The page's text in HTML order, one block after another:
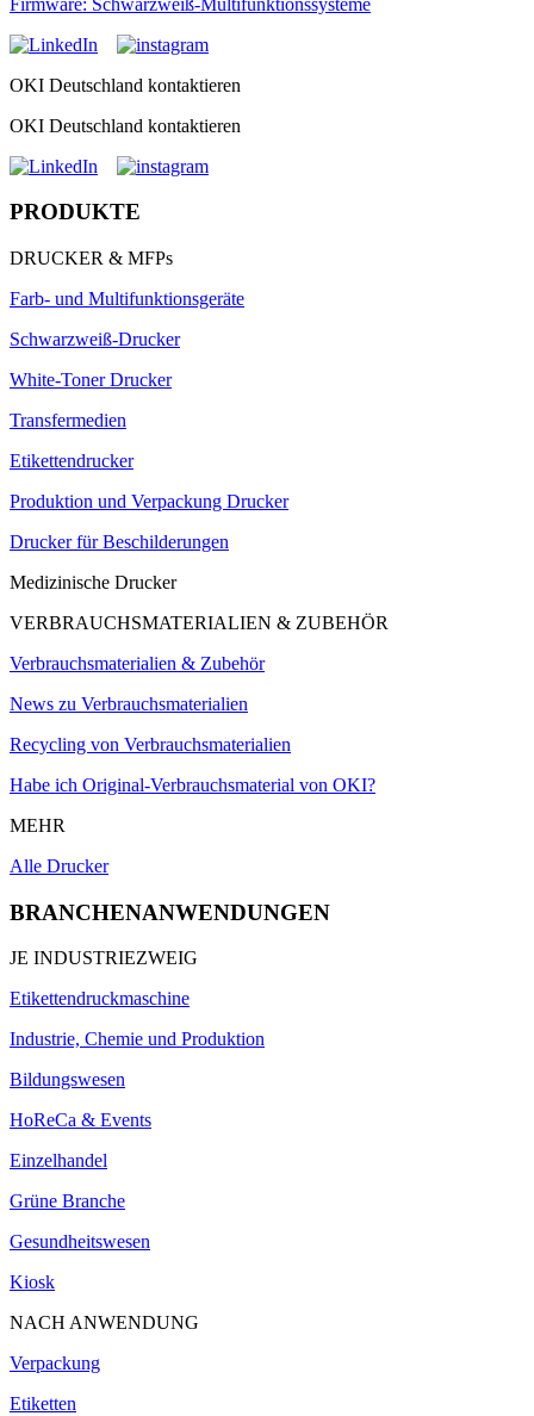
OKI Deutschland kontaktieren
OKI Deutschland kontaktieren
PRODUKTE
DRUCKER & MFPs
Farb- und Multifunktionsgeräte
Schwarzweiß-Drucker
White-Toner Drucker
Transfermedien
Etikettendrucker
Produktion und Verpackung Drucker
Drucker für Beschilderungen
Medizinische Drucker
VERBRAUCHSMATERIALIEN & ZUBEHÖR
Verbrauchsmaterialien & Zubehör
News zu Verbrauchsmaterialien
Recycling von Verbrauchsmaterialien
Habe ich Original-Verbrauchsmaterial von OKI?
MEHR
Alle Drucker
BRANCHENANWENDUNGEN
JE INDUSTRIEZWEIG
Etikettendruckmaschine
Industrie, Chemie und Produktion
Bildungswesen
HoReCa & Events
Einzelhandel
Grüne Branche
Gesundheitswesen
Kiosk
NACH ANWENDUNG
Verpackung
Etiketten